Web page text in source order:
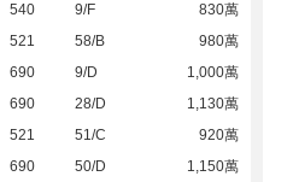
540 9/F
830萬
521 58/B
980萬
690 9/D
1,000萬
690 28/D
1,130萬
521 51/C
920萬
690 50/D
1,150萬